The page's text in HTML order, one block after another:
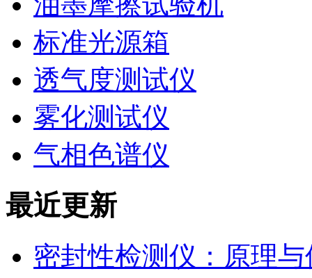
标准光源箱
透气度测试仪
雾化测试仪
气相色谱仪
最近更新
密封性检测仪：原理